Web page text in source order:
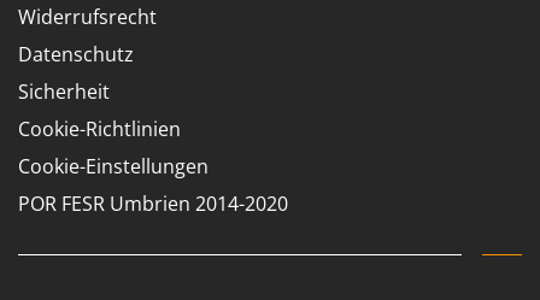
Widerrufsrecht
Datenschutz
Sicherheit
Cookie-Richtlinien
Cookie-Einstellungen
POR FESR Umbrien 2014-2020